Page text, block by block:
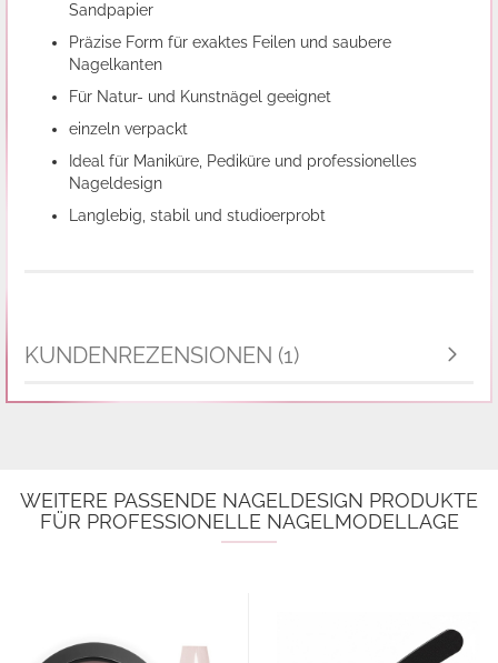
Sandpapier
Präzise Form für exaktes Feilen und saubere
Nagelkanten
Für Natur- und Kunstnägel geeignet
einzeln verpackt
Ideal für Maniküre, Pediküre und professionelles
Nageldesign
Langlebig, stabil und studioerprobt
KUNDENREZENSIONEN (1)
WEITERE PASSENDE NAGELDESIGN PRODUKTE
FÜR PROFESSIONELLE NAGELMODELLAGE